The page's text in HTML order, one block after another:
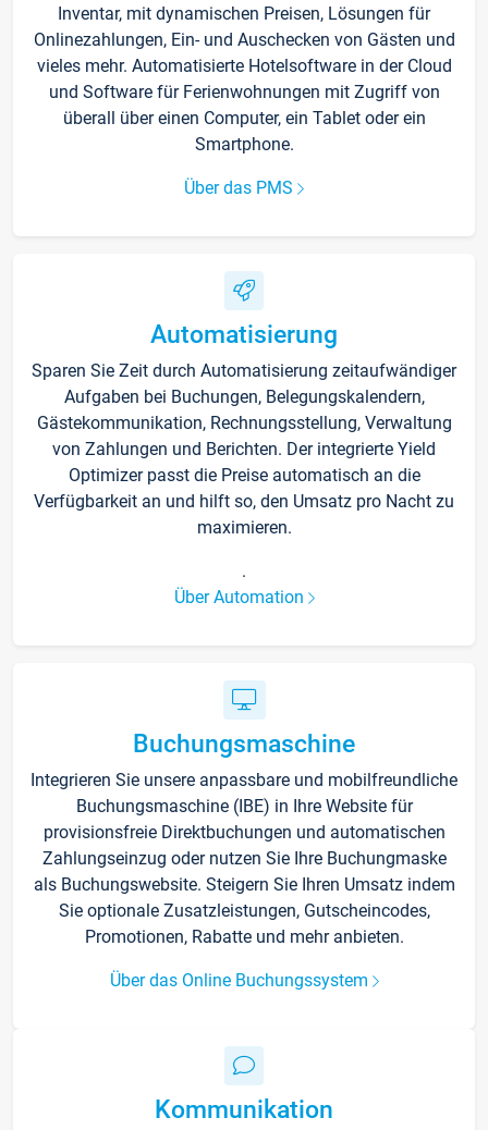
Inventar, mit dynamischen Preisen, Lösungen für
Onlinezahlungen, Ein- und Auschecken von Gästen und
vieles mehr. Automatisierte Hotelsoftware in der Cloud
und Software für Ferienwohnungen mit Zugriff von
überall über einen Computer, ein Tablet oder ein
Smartphone.
Über das PMS
Automatisierung
Sparen Sie Zeit durch Automatisierung zeitaufwändiger
Aufgaben bei Buchungen, Belegungskalendern,
Gästekommunikation, Rechnungsstellung, Verwaltung
von Zahlungen und Berichten. Der integrierte Yield
Optimizer passt die Preise automatisch an die
Verfügbarkeit an und hilft so, den Umsatz pro Nacht zu
maximieren.
.
Über Automation
Buchungsmaschine
Integrieren Sie unsere anpassbare und mobilfreundliche
Buchungsmaschine (IBE) in Ihre Website für
provisionsfreie Direktbuchungen und automatischen
Zahlungseinzug oder nutzen Sie Ihre Buchungmaske
als Buchungswebsite. Steigern Sie Ihren Umsatz indem
Sie optionale Zusatzleistungen, Gutscheincodes,
Promotionen, Rabatte und mehr anbieten.
Über das Online Buchungssystem
Kommunikation